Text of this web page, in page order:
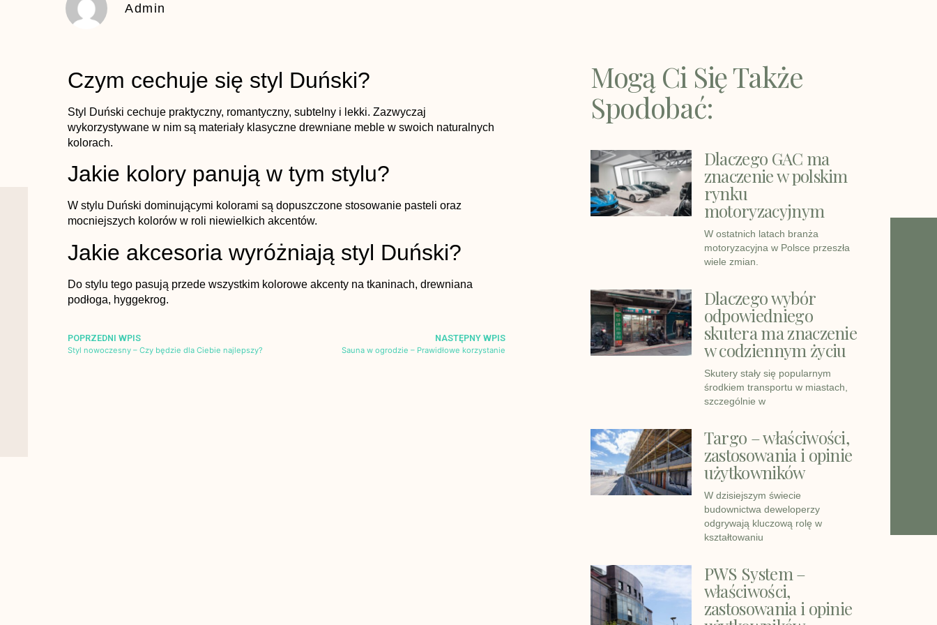
Admin
Czym cechuje się styl Duński?
Styl Duński cechuje praktyczny, romantyczny, subtelny i lekki. Zazwyczaj
wykorzystywane w nim są materiały klasyczne drewniane meble w swoich naturalnych
kolorach.
Jakie kolory panują w tym stylu?
W stylu Duński dominującymi kolorami są dopuszczone stosowanie pasteli oraz
mocniejszych kolorów w roli niewielkich akcentów.
Jakie akcesoria wyróżniają styl Duński?
Do stylu tego pasują przede wszystkim kolorowe akcenty na tkaninach, drewniana
podłoga, hyggekrog.
POPRZEDNI WPIS
Styl nowoczesny – Czy będzie dla Ciebie najlepszy?
NASTĘPNY WPIS
Sauna w ogrodzie – Prawidłowe korzystanie
Mogą Ci Się Także
Spodobać:
Dlaczego GAC ma
znaczenie w polskim
rynku
motoryzacyjnym
W ostatnich latach branża
motoryzacyjna w Polsce przeszła
wiele zmian.
Dlaczego wybór
odpowiedniego
skutera ma znaczenie
w codziennym życiu
Skutery stały się popularnym
środkiem transportu w miastach,
szczególnie w
Targo – właściwości,
zastosowania i opinie
użytkowników
W dzisiejszym świecie
budownictwa deweloperzy
odgrywają kluczową rolę w
kształtowaniu
PWS System –
właściwości,
zastosowania i opinie